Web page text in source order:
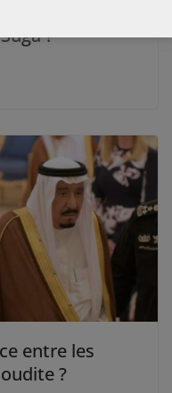
?
entre les
?